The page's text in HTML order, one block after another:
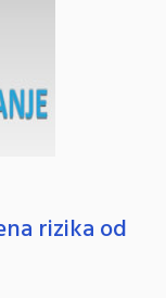
rizika od